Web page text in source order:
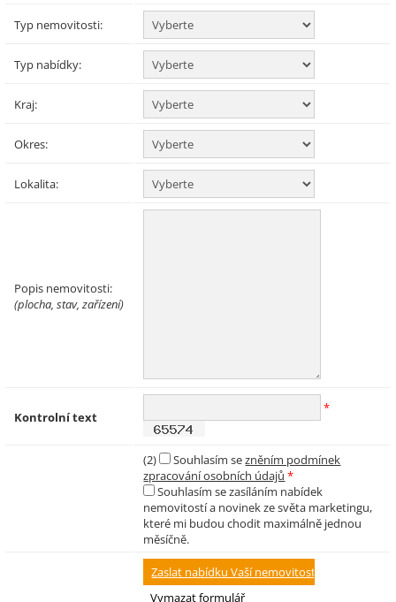
Typ nemovitosti:
Typ nabídky:
Kraj:
Okres:
Lokalita:
Popis nemovitosti:
(plocha, stav, zařízení)
Kontrolní text
*
(2) Souhlasím sezněním podmínek
zpracování osobních údajů *
Souhlasím se zasíláním nabídek
nemovitostí a novinek ze světa marketingu,
které mi budou chodit maximálně jednou
měsíčně.